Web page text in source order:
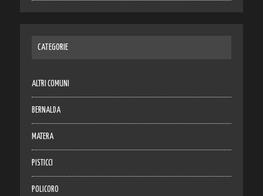
CATEGORIE
ALTRI COMUNI
BERNALDA
MATERA
PISTICCI
POLICORO